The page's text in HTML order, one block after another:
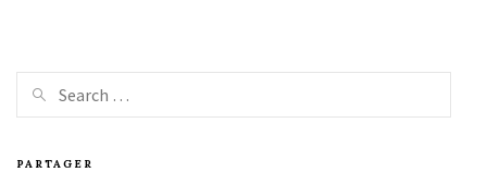
PARTAGER